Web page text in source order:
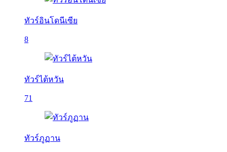
ทัวร์อินโดนีเซีย
8
ทัวร์ไต้หวัน
71
ทัวร์ภูฏาน